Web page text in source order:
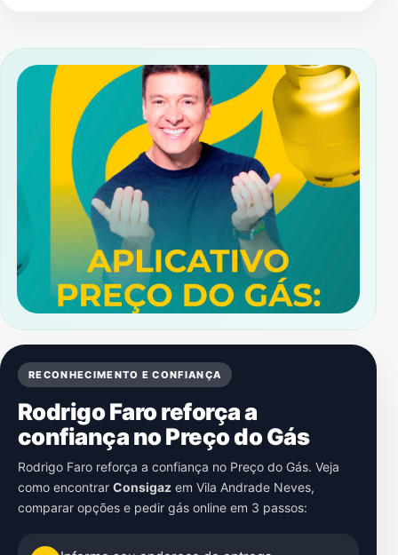
RECONHECIMENTO E CONFIANÇA
Rodrigo Faro reforça a
confiança no Preço do Gás
Rodrigo Faro reforça a confiança no Preço do Gás. Veja
como encontrar Consigaz em Vila Andrade Neves,
comparar opções e pedir gás online em 3 passos: